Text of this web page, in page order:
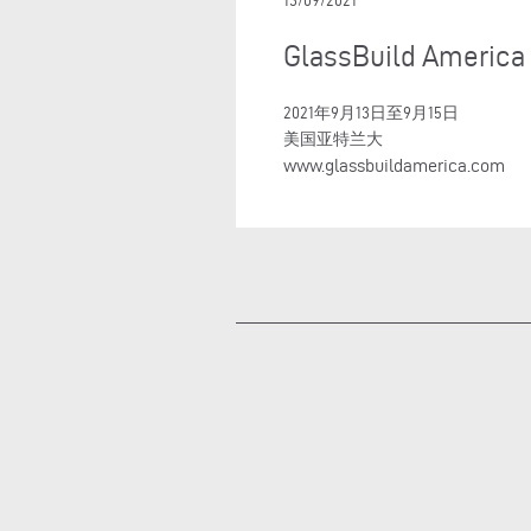
GlassBuild America
2021年9月13日至9月15日
美国亚特兰大
www.glassbuildamerica.com